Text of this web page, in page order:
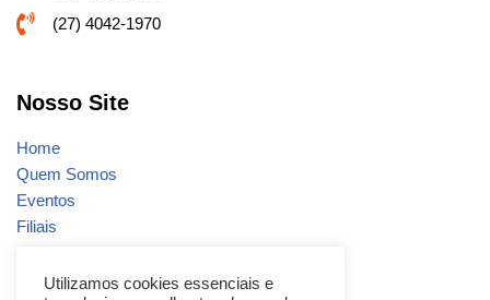
(27) 4042-1970
Nosso Site
Home
Quem Somos
Eventos
Filiais
Fale conosco
Utilizamos cookies essenciais e